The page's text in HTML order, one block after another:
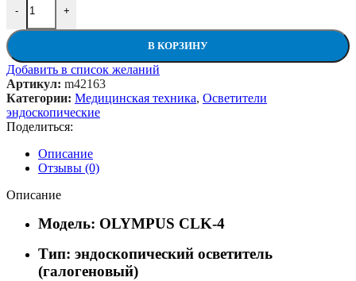
- +
В КОРЗИНУ
Добавить в список желаний
Артикул: m42163
Категории: Медицинская техника, Осветители
эндоскопические
Поделиться:
Описание
Отзывы (0)
Описание
Модель: OLYMPUS CLK-4
Тип: эндоскопический осветитель
(галогеновый)